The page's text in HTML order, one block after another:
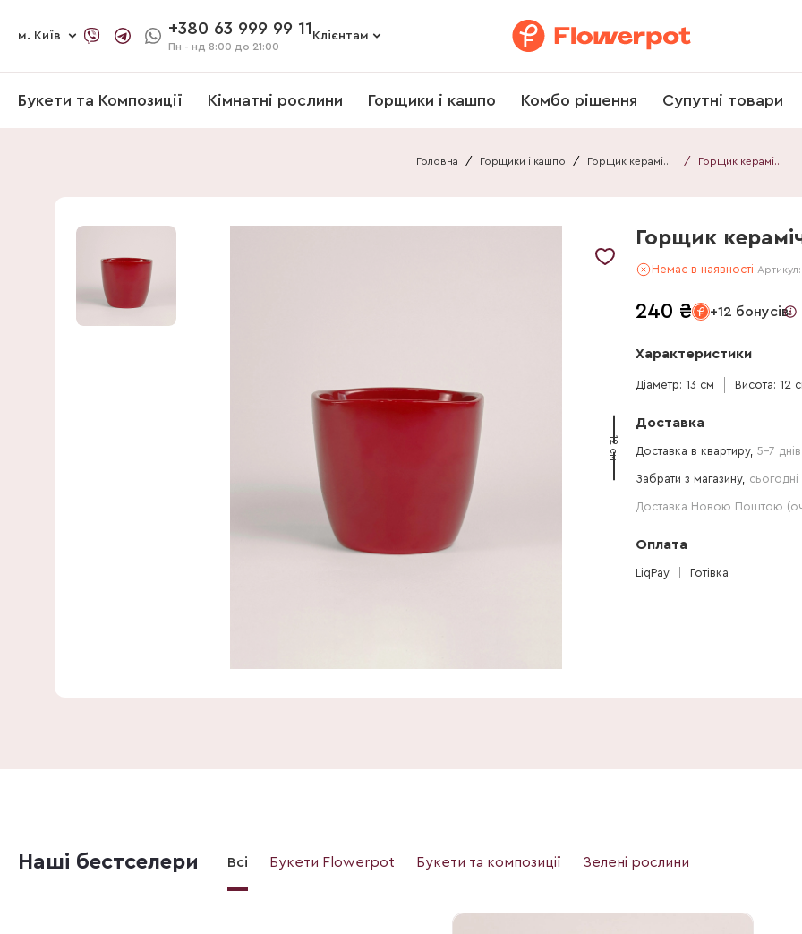
м. Київ +380 63 999 99 11
Пн - нд 8:00 до 21:00
Клієнтам
Букети та Композиції Кімнатні рослини Горщики і кашпо Комбо рішення Супутні товари
Головна / Горщики і кашпо / Горщик керамічний / Горщик керамічний 011312370301А2
12 см
Горщик
Немає в наявності Артикул:
240 ₴ +12 бонусів
Характеристики
Діаметр: 13 см Висота: 12
Доставка
Доставка в квартиру, 5-7 днів
Забрати з магазину,
Доставка Новою Поштою
Оплата
LiqPay Готівка
Наші бестселери Всі Букети Flowerpot Букети та композиції Зелені рослини